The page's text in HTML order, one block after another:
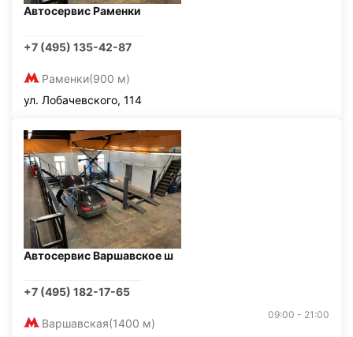
Автосервис Раменки
+7 (495) 135-42-87
Раменки(900 м)
ул. Лобачевского, 114
Автосервис Варшавское ш
+7 (495) 182-17-65
Варшавская(1400 м)
09:00 - 21:00